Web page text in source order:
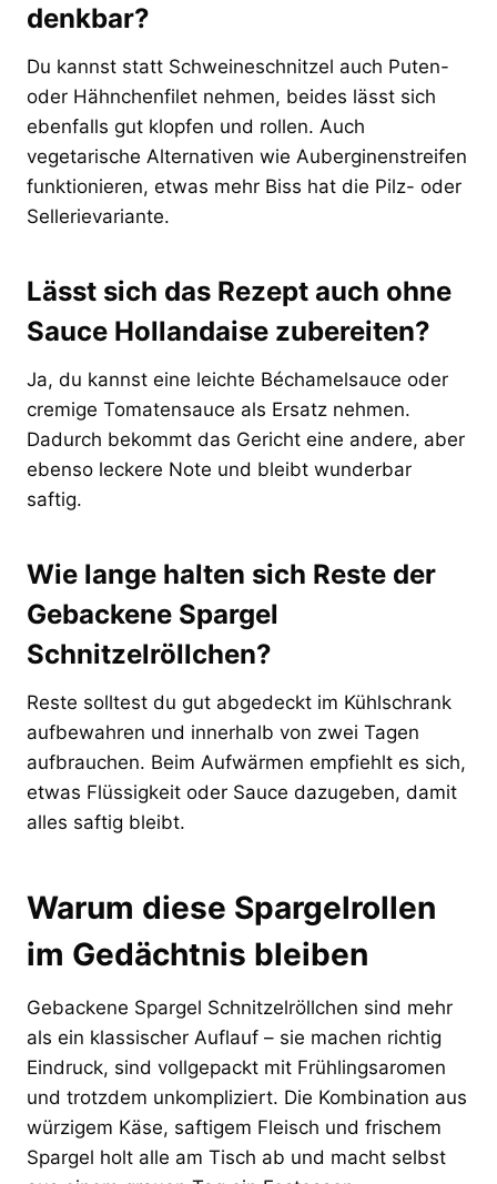
denkbar?
Du kannst statt Schweineschnitzel auch Puten-
oder Hähnchenfilet nehmen, beides lässt sich
ebenfalls gut klopfen und rollen. Auch
vegetarische Alternativen wie Auberginenstreifen
funktionieren, etwas mehr Biss hat die Pilz- oder
Sellerievariante.
Lässt sich das Rezept auch ohne
Sauce Hollandaise zubereiten?
Ja, du kannst eine leichte Béchamelsauce oder
cremige Tomatensauce als Ersatz nehmen.
Dadurch bekommt das Gericht eine andere, aber
ebenso leckere Note und bleibt wunderbar
saftig.
Wie lange halten sich Reste der
Gebackene Spargel
Schnitzelröllchen?
Reste solltest du gut abgedeckt im Kühlschrank
aufbewahren und innerhalb von zwei Tagen
aufbrauchen. Beim Aufwärmen empfiehlt es sich,
etwas Flüssigkeit oder Sauce dazugeben, damit
alles saftig bleibt.
Warum diese Spargelrollen
im Gedächtnis bleiben
Gebackene Spargel Schnitzelröllchen sind mehr
als ein klassischer Auflauf – sie machen richtig
Eindruck, sind vollgepackt mit Frühlingsaromen
und trotzdem unkompliziert. Die Kombination aus
würzigem Käse, saftigem Fleisch und frischem
Spargel holt alle am Tisch ab und macht selbst